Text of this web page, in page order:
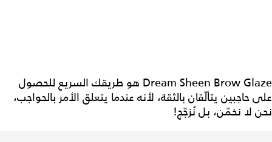
Dream Sheen Brow Glaze هو طريقك السريع للحصول
على حاجبين يتألّقان بالثقة، لأنه عندما يتعلق الأمر بالحواجب،
نحن لا نخمّن، بل نُزجّج!